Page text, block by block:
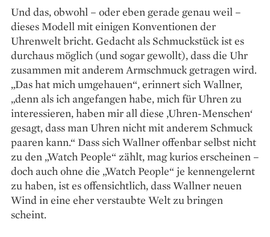
Und das, obwohl – oder eben gerade genau weil –
dieses Modell mit einigen Konventionen der
Uhrenwelt bricht. Gedacht als Schmuckstück ist es
durchaus möglich (und sogar gewollt), dass die Uhr
zusammen mit anderem Armschmuck getragen wird.
„Das hat mich umgehauen“, erinnert sich Wallner,
„denn als ich angefangen habe, mich für Uhren zu
interessieren, haben mir all diese ‚Uhren-Menschen‘
gesagt, dass man Uhren nicht mit anderem Schmuck
paaren kann.“ Dass sich Wallner offenbar selbst nicht
zu den „Watch People“ zählt, mag kurios erscheinen –
doch auch ohne die „Watch People“ je kennen­gelernt
zu haben, ist es offensichtlich, dass Wallner neuen
Wind in eine eher verstaubte Welt zu bringen
scheint.